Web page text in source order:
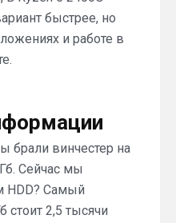
быстрее, но
и работе в
винчестер на
Сейчас мы
HDD? Самый
2,5 тысячи